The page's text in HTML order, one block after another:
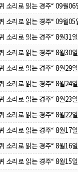
소리로 읽는 경주“ 09월06
소리로 읽는 경주“ 09월05
소리로 읽는 경주“ 8월31
소리로 읽는 경주“ 8월30
소리로 읽는 경주“ 8월29
소리로 읽는 경주“ 8월24
소리로 읽는 경주“ 8월23
소리로 읽는 경주“ 8월22
소리로 읽는 경주“ 8월17
소리로 읽는 경주“ 8월16
소리로 읽는 경주“ 8월15